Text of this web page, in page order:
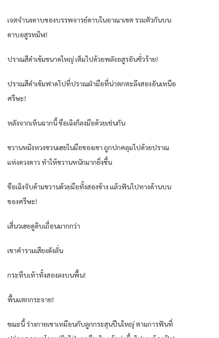
เจตจำนงดาบของบรรพจารย์ดาบในอาณาเขต รวมตัวกันบน
ดาบอสูรทมิฬ!
ปราณสีดำเข้มขนาดใหญ่ เต็มไปด้วยพลังอสูรอันชั่วร้าย!
ปราณสีดำเข้มฟาดไปที่ปราณฝ่ามือที่น่าตกตะลึงสองอันเหนือ
ศรีษะ!
หลังจากเห็นฉากนี้ ซือเฉิงก็ลงมือด้วยเช่นกัน
ขวานหมิงหวงซวนเฮยในมือของเขา ถูกปกคลุมไปด้วยปราณ
แห่งดวงดาว ทำให้ขวานหนักมากยิ่งขึ้น
ซือเฉิงจับด้ามขวานด้วยมือทั้งสองข้าง แล้วฟันไปทางด้านบน
ของศรีษะ!
เสี่นวเฮยดูดิบเถื่อนมากกว่า
เขาคำรามเสียงดังลั่น
กระทืบเท้าทั้งสองลงบนพื้น!
พื้นแตกกระจาย!
ขณะนี้ ร่างกายเขาเหมือนกับลูกกระสุนปืนใหญ่ ตามการฟันที่